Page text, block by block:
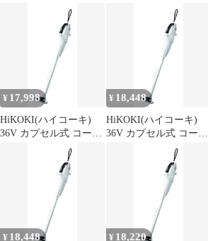
レス掃除機 R36DB ペー
ルホワイト バッテリ
ー・充電器別売り ハン
ディ スティック クリー
ナー 紙パック不要 軽量
ハイパワー 強力吸引
R36DB(NN) 0
レス掃除機 R36DB ペー
ルホワイト バッテリ
ー・充電器別売り ハン
ディ スティック クリー
ナー 紙パック不要 軽量
ハイパワー 強力吸引
R36DB(NN) 0
¥ 17,998
HiKOKI(ハイコーキ)
36V カプセル式 コード
レス掃除機 R36DB ペー
ルホワイト バッテリ
ー・充電器別売り ハン
ディ スティック クリー
ナー 紙パック不要 軽量
ハイパワー 強力吸引
R36DB(NN) 0
¥ 18,448
HiKOKI(ハイコーキ)
36V カプセル式 コード
レス掃除機 R36DB ペー
ルホワイト バッテリ
ー・充電器別売り ハン
ディ スティック クリー
ナー 紙パック不要 軽量
ハイパワー 強力吸引
R36DB(NN) 0
¥ 18,448 ¥ 18,220